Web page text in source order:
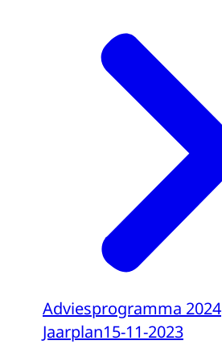
Adviesprogramma 2024
Jaarplan15-11-2023